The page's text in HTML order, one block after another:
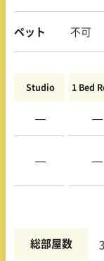
ペット 不可
Studio 1 Bed
— —
— —
総部屋数